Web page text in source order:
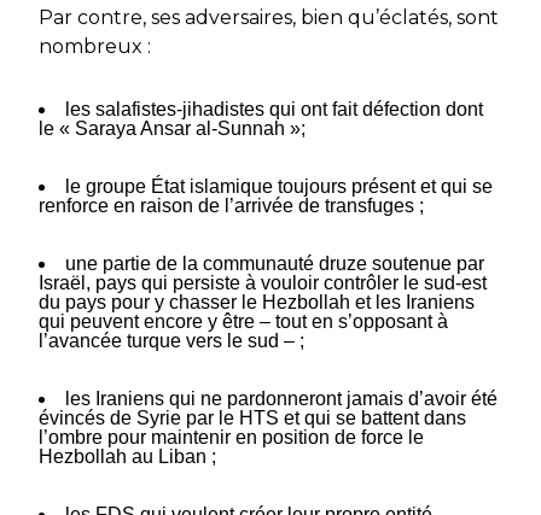
Par contre, ses adversaires, bien qu’éclatés, sont
nombreux :
les salafistes-jihadistes qui ont fait défection dont
le « Saraya Ansar al-Sunnah »;
le groupe État islamique toujours présent et qui se
renforce en raison de l’arrivée de transfuges ;
une partie de la communauté druze soutenue par
Israël, pays qui persiste à vouloir contrôler le sud-est
du pays pour y chasser le Hezbollah et les Iraniens
qui peuvent encore y être – tout en s’opposant à
l’avancée turque vers le sud – ;
les Iraniens qui ne pardonneront jamais d’avoir été
évincés de Syrie par le HTS et qui se battent dans
l’ombre pour maintenir en position de force le
Hezbollah au Liban ;